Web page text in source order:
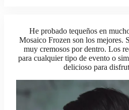
He probado tequeños en
Mosaico Frozen son los mejores.
muy cremosos por dentro. Los
para cualquier tipo de evento o
delicioso para